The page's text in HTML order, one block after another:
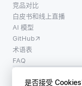
是否接受 Cookies
竞品对比
白皮书和线上直播
AI 模型
GitHub
术语表
FAQ
使用条款
LF AI、LF AI & Data、